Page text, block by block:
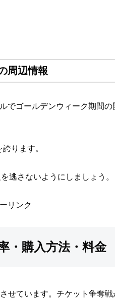
周辺情報
ゴールデンウィーク期間
ります。
逃さないようにしましょう。
リンク
・購入方法・料金
ています。チケット争奪